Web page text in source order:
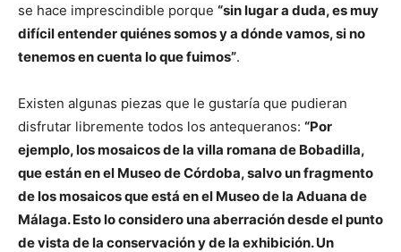
se hace imprescindible porque “sin lugar a duda, es muy
difícil entender quiénes somos y a dónde vamos, si no
tenemos en cuenta lo que fuimos”.
Existen algunas piezas que le gustaría que pudieran
disfrutar libremente todos los antequeranos: “Por
ejemplo, los mosaicos de la villa romana de Bobadilla,
que están en el Museo de Córdoba, salvo un fragmento
de los mosaicos que está en el Museo de la Aduana de
Málaga. Esto lo considero una aberración desde el punto
de vista de la conservación y de la exhibición. Un